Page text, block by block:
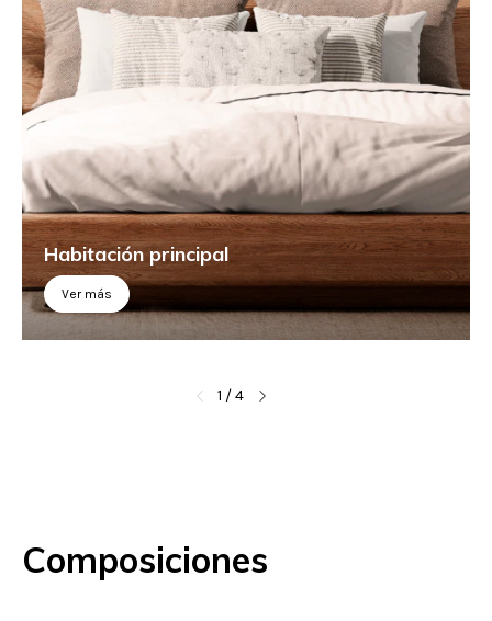
Habitación principal
Ver más
1 /4
Composiciones